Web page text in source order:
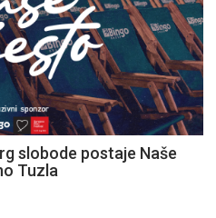
slobode postaje Naše
Tuzla